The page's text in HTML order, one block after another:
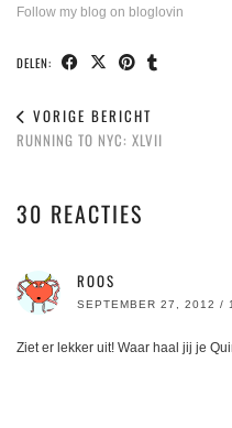
Follow my blog on bloglovin
DELEN:
VORIGE BERICHT
RUNNING TO NYC: XLVII
30 REACTIES
ROOS
SEPTEMBER 27, 2012 /
Ziet er lekker uit! Waar haal jij je